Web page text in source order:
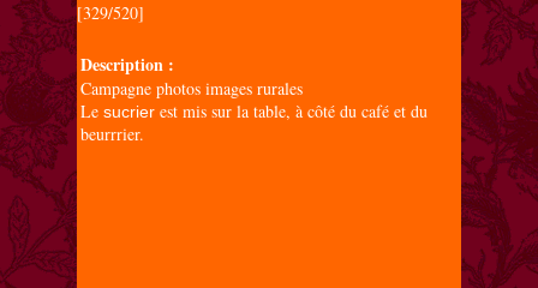
[329/520]
Description :
Campagne photos images rurales
Lesucrier est mis sur la table, à côté du café et du
beurrrier.